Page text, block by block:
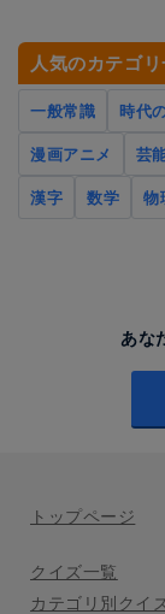
人気のカテゴ
一般常識 時代
漫画アニメ
芸
漢字
数学 物
あな
トップページ
クイズ一覧
カテゴリ別クイ